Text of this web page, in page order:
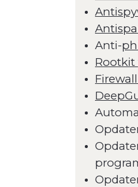
Anti-
Rootkit